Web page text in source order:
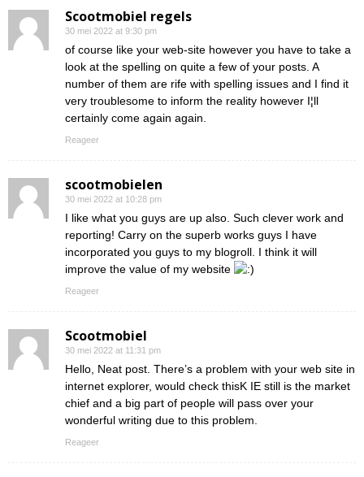
Scootmobiel regels
30 mei 2022 at 9:30 pm
of course like your web-site however you have to take a
look at the spelling on quite a few of your posts. A
number of them are rife with spelling issues and I find it
very troublesome to inform the reality however I¦ll
certainly come again again.
Reageer
scootmobielen
30 mei 2022 at 10:28 pm
I like what you guys are up also. Such clever work and
reporting! Carry on the superb works guys I have
incorporated you guys to my blogroll. I think it will
improve the value of my website
Reageer
Scootmobiel
30 mei 2022 at 11:31 pm
Hello, Neat post. There’s a problem with your web site in
internet explorer, would check thisK IE still is the market
chief and a big part of people will pass over your
wonderful writing due to this problem.
Reageer